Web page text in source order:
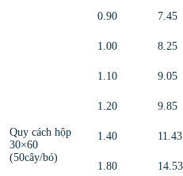
Quy cách hộp
30×60
(50cây/bó)
0.90 7.45
1.00 8.25
1.10 9.05
1.20 9.85
1.40 11.43
1.80 14.53